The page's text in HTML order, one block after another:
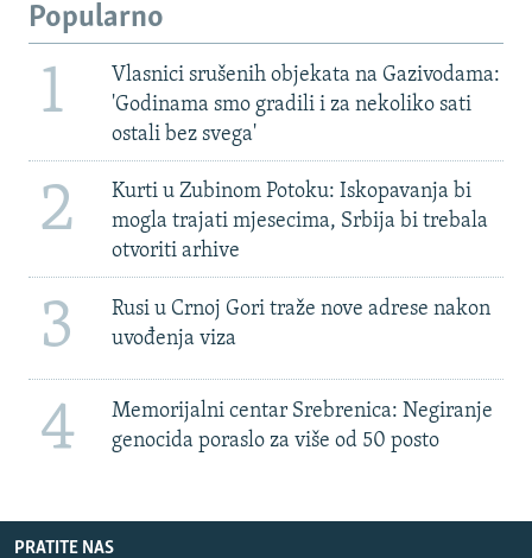
Popularno
1
Vlasnici srušenih objekata na Gazivodama:
'Godinama smo gradili i za nekoliko sati
ostali bez svega'
2
Kurti u Zubinom Potoku: Iskopavanja bi
mogla trajati mjesecima, Srbija bi trebala
otvoriti arhive
3
Rusi u Crnoj Gori traže nove adrese nakon
uvođenja viza
4
Memorijalni centar Srebrenica: Negiranje
genocida poraslo za više od 50 posto
PRATITE NAS